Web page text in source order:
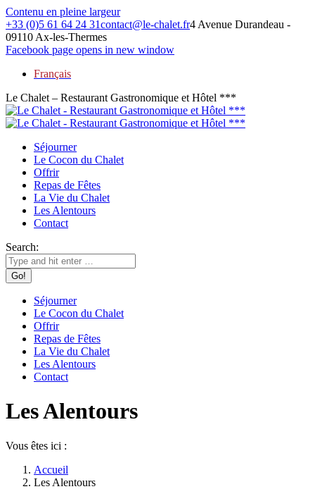
Contenu en pleine largeur
+33 (0)5 61 64 24 31contact@le-chalet.fr4 Avenue Durandeau -
09110 Ax-les-Thermes
Facebook page opens in new window
Français
Le Chalet – Restaurant Gastronomique et Hôtel ***
Séjourner
Le Cocon du Chalet
Offrir
Repas de Fêtes
La Vie du Chalet
Les Alentours
Contact
Search:
Séjourner
Le Cocon du Chalet
Offrir
Repas de Fêtes
La Vie du Chalet
Les Alentours
Contact
Les Alentours
Vous êtes ici :
Accueil
Les Alentours